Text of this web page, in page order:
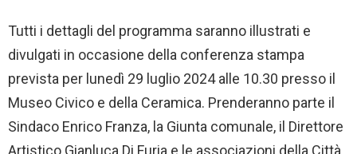
Tutti i dettagli del programma saranno illustrati e
divulgati in occasione della conferenza stampa
prevista per lunedì 29 luglio 2024 alle 10.30 presso il
Museo Civico e della Ceramica. Prenderanno parte il
Sindaco Enrico Franza, la Giunta comunale, il Direttore
Artistico Gianluca Di Furia e le associazioni della Città